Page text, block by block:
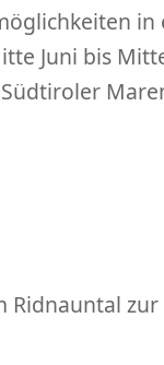
Juni bis